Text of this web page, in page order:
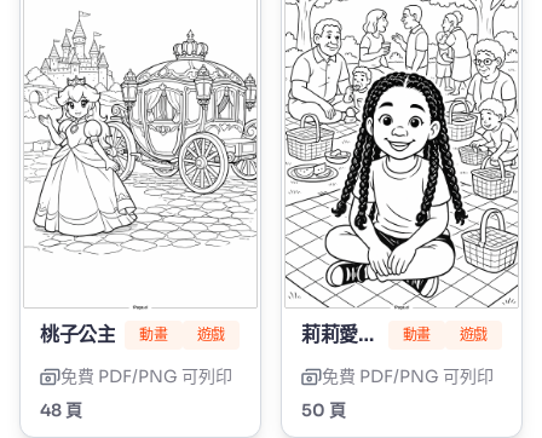
桃子公主 動畫 遊戲
免費 PDF/PNG 可列印
48 頁
莉莉愛編髮 動畫 遊戲
免費 PDF/PNG 可列印
50 頁